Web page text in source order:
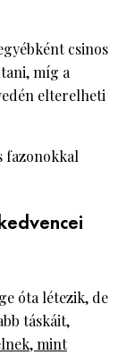
csinos
míg a
elterelheti
fazonokkal
óta létezik, de
táskáit,
mint